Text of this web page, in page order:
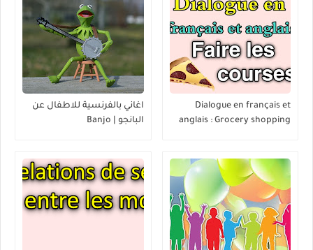
Dialogue en français et
anglais : Grocery shopping
اغاني بالفرنسية للاطفال عن
البانجو | Banjo